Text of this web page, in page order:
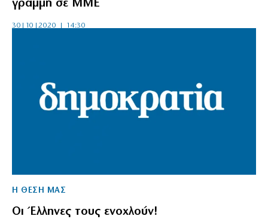
γραμμή σε ΜΜΕ
30|10|2020 | 14:30
Η ΘΕΣΗ ΜΑΣ
Οι Έλληνες τους ενοχλούν!